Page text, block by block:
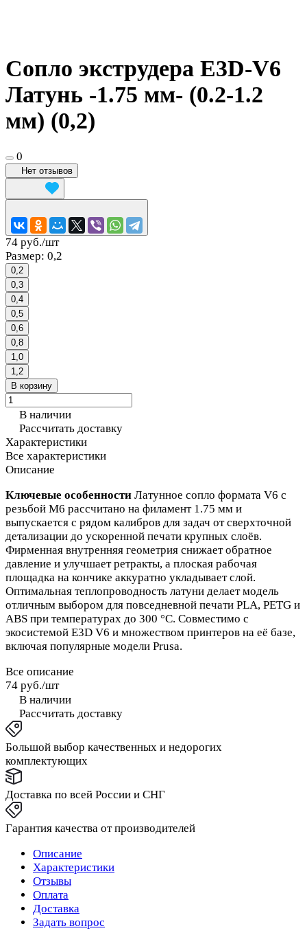
Сопло экструдера E3D-V6
Латунь -1.75 мм- (0.2-1.2
мм) (0,2)
0
Нет отзывов
74 руб./шт
Размер: 0,2
0,2
0,3
0,4
0,5
0,6
0,8
1,0
1,2
В корзину
В наличии
Рассчитать доставку
Характеристики
Все характеристики
Описание
Ключевые особенности Латунное сопло формата V6 с
резьбой M6 рассчитано на филамент 1.75 мм и
выпускается с рядом калибров для задач от сверхточной
детализации до ускоренной печати крупных слоёв.
Фирменная внутренняя геометрия снижает обратное
давление и улучшает ретракты, а плоская рабочая
площадка на кончике аккуратно укладывает слой.
Оптимальная теплопроводность латуни делает модель
отличным выбором для повседневной печати PLA, PETG и
ABS при температурах до 300 °C. Совместимо с
экосистемой E3D V6 и множеством принтеров на её базе,
включая популярные модели Prusa.
Все описание
74 руб./шт
В наличии
Рассчитать доставку
Большой выбор качественных и недорогих
комплектующих
Доставка по всей России и СНГ
Гарантия качества от производителей
Описание
Характеристики
Отзывы
Оплата
Доставка
Задать вопрос